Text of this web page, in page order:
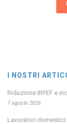
I NOSTRI
Riduzione IRPEF e
7 agosto 2026
Lavoratori